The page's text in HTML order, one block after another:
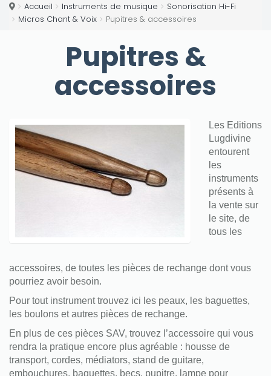
Accueil Instruments de musique
Sonorisation Hi-Fi
Micros Chant & Voix
Pupitres & accessoires
Pupitres &
accessoires
Les Editions
Lugdivine
entourent
les
instruments
présents à
la vente sur
le site, de
tous les
accessoires, de toutes les pièces de rechange dont vous
pourriez avoir besoin.
Pour tout instrument trouvez ici les peaux, les baguettes,
les boulons et autres pièces de rechange.
En plus de ces pièces SAV, trouvez l’accessoire qui vous
rendra la pratique encore plus agréable : housse de
transport, cordes, médiators, stand de guitare,
embouchures, baguettes, becs, pupitre, lampe pour